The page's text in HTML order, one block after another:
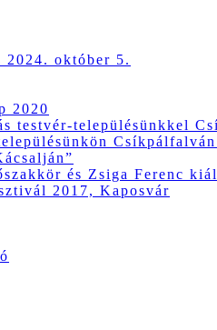
2024. október 5.
2020
testvér-településünkkel
és Zsiga Ferenc
2017, Kaposvár